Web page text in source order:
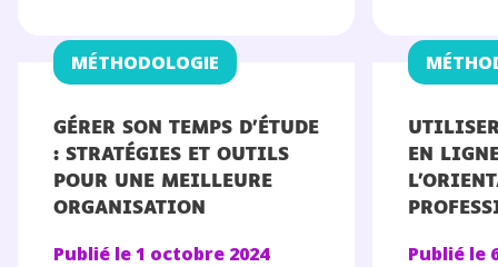
GÉRER SON TEMPS D’ÉTUDE
: STRATÉGIES ET OUTILS
POUR UNE MEILLEURE
ORGANISATION
MÉTHODOLOGIE
Publié le1 octobre 2024
UTILISER
EN
Publié le